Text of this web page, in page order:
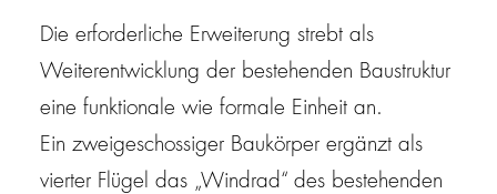
Die erforderliche Erweiterung strebt als
Weiterentwicklung der bestehenden Baustruktur
eine funktionale wie formale Einheit an.
Ein zweigeschossiger Baukörper ergänzt als
vierter Flügel das „Windrad“ des bestehenden